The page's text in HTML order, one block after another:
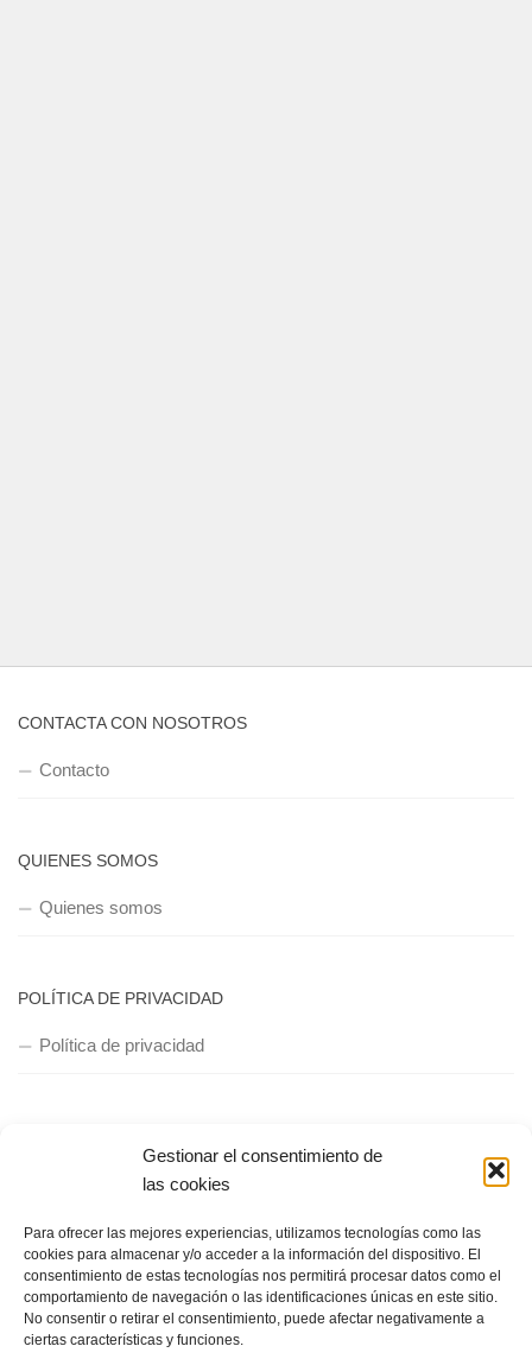
Gestionar el consentimiento de
las cookies
Para ofrecer las mejores experiencias, utilizamos tecnologías como las
cookies para almacenar y/o acceder a la información del dispositivo. El
consentimiento de estas tecnologías nos permitirá procesar datos como el
comportamiento de navegación o las identificaciones únicas en este sitio.
No consentir o retirar el consentimiento, puede afectar negativamente a
ciertas características y funciones.
CONTACTA CON NOSOTROS
Contacto
QUIENES SOMOS
Quienes somos
POLÍTICA DE PRIVACIDAD
Política de privacidad
Copyright © 2018, Equipo IIColumnas